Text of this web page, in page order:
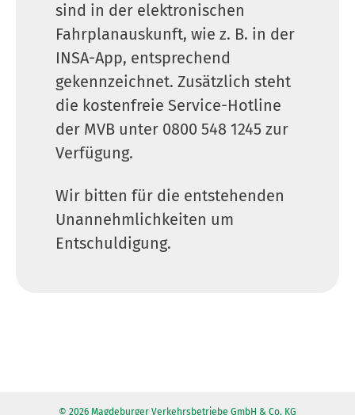
sind in der elektronischen
Fahrplanauskunft, wie z. B. in der
INSA-App, entsprechend
gekennzeichnet. Zusätzlich steht
die kostenfreie Service-Hotline
der MVB unter 0800 548 1245 zur
Verfügung.
Wir bitten für die entstehenden
Unannehmlichkeiten um
Entschuldigung.
© 2026 Magdeburger Verkehrsbetriebe GmbH & Co. KG